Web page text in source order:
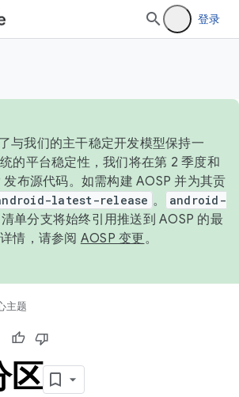
登录
与我们的主干稳定开发模型保持一
的平台稳定性，我们将在第 2 季度和
布源代码。如需构建 AOSP 并为其贡
latest-release 。
android-
清单分支将始终引用推送到 AOSP 的最
情，请参阅 AOSP 变更。
主题
区